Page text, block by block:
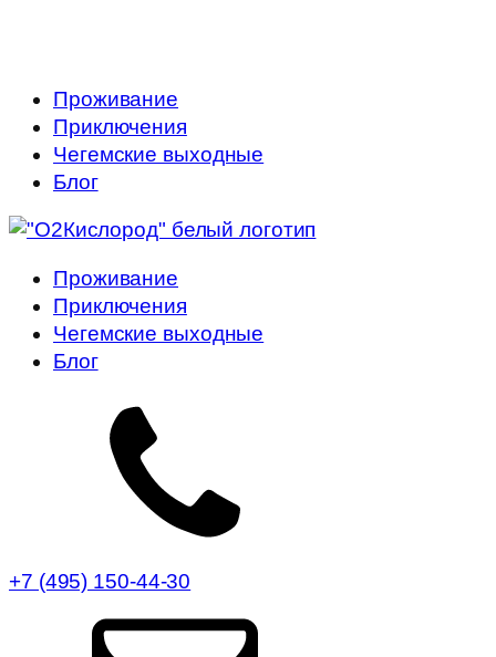
Проживание
Приключения
Чегемские выходные
Блог
Проживание
Приключения
Чегемские выходные
Блог
+7 (495) 150-44-30